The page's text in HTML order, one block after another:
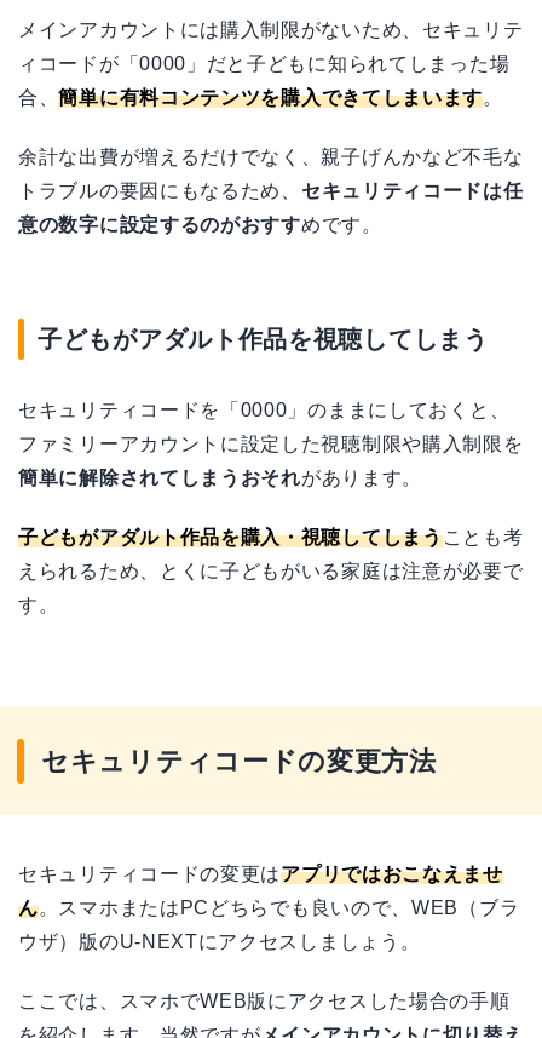
メインアカウントには購入制限がないため、セキュリテ
ィコードが「0000」だと子どもに知られてしまった場
合、簡単に有料コンテンツを購入できてしまいます。
余計な出費が増えるだけでなく、親子げんかなど不毛な
トラブルの要因にもなるため、 セキュリティコードは任
意の数字に設定するのがおすすめです。
子どもがアダルト作品を視聴してしまう
セキュリティコードを「0000」のままにしておくと、
ファミリーアカウントに設定した視聴制限や購入制限を
簡単に解除されてしまうおそれがあります。
子どもがアダルト作品を購入・視聴してしまうことも考
えられるため、とくに子どもがいる家庭は注意が必要で
す。
セキュリティコードの変更方法
セキュリティコードの変更はアプリではおこなえませ
ん。スマホまたはPCどちらでも良いので、WEB（ブラ
ウザ）版のU-NEXTにアクセスしましょう。
ここでは、スマホでWEB版にアクセスした場合の手順